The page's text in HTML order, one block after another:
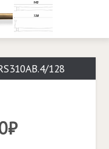
128